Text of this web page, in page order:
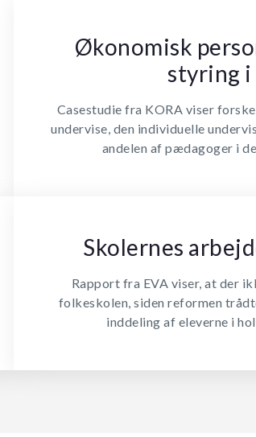
Økonomisk
styring
Casestudie fra KORA viser
undervise, den individuelle
andelen af pædagoger i
Skolernes
Rapport fra EVA viser, at der
folkeskolen, siden reformen
inddeling af eleverne i